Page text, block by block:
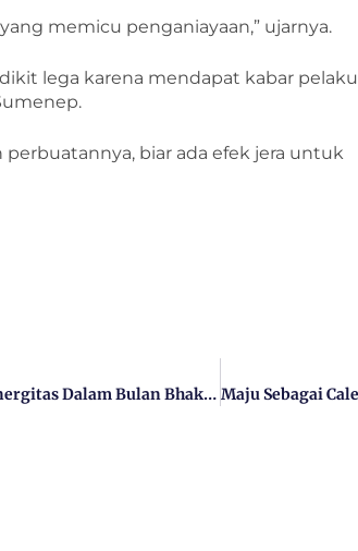
memicu penganiayaan,” ujarnya.
lega karena mendapat kabar pelaku
biar ada efek jera untuk
Pemkab Bangkalan, Polres, Dan Kodim 0829 Jalin Sinergitas Dalam Bulan Bhakti TNI-Polri 2024